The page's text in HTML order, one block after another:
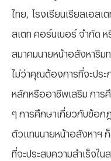
ไทย, โรงเรียนเรียลเอส
สเตท คอร์นเนอร์ จำกัด
สมาคมนายหน้าอสังหาริม
ไม่ว่าคุณต้องการที่จะประ
หลักหรืออาชีพเสริม การ
ๆ การศึกษาเกี่ยวกับข้อก
ตัวแทนนายหน้าอสังหาฯ
ที่จะประสบความสำเร็จใ